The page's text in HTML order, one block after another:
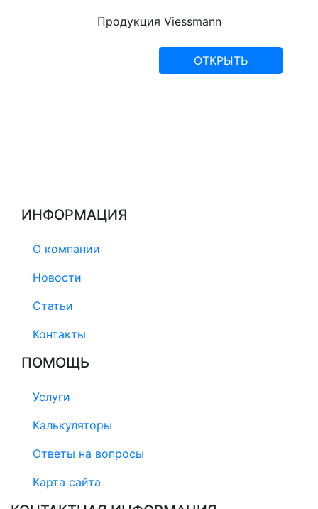
Продукция Viessmann
ОТКРЫТЬ
ИНФОРМАЦИЯ
О компании
Новости
Статьи
Контакты
ПОМОЩЬ
Услуги
Калькуляторы
Ответы на вопросы
Карта сайта